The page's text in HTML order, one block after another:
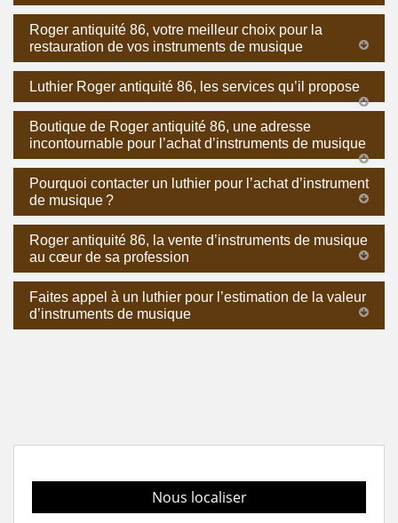
Roger antiquité 86, votre meilleur choix pour la
restauration de vos instruments de musique
Luthier Roger antiquité 86, les services qu’il propose
Boutique de Roger antiquité 86, une adresse
incontournable pour l’achat d’instruments de musique
Pourquoi contacter un luthier pour l’achat d’instrument
de musique ?
Roger antiquité 86, la vente d’instruments de musique
au cœur de sa profession
Faites appel à un luthier pour l’estimation de la valeur
d’instruments de musique
Nous localiser